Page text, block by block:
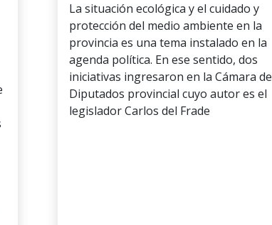
La situación ecológica y el cuidado y
protección del medio ambiente en la
provincia es una tema instalado en la
agenda política. En ese sentido, dos
iniciativas ingresaron en la Cámara de
Diputados provincial cuyo autor es el
legislador Carlos del Frade